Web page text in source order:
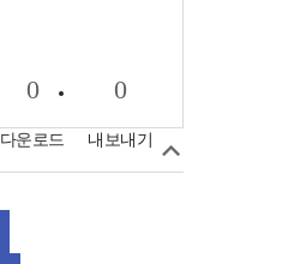
0
다운로드
0
내보내기